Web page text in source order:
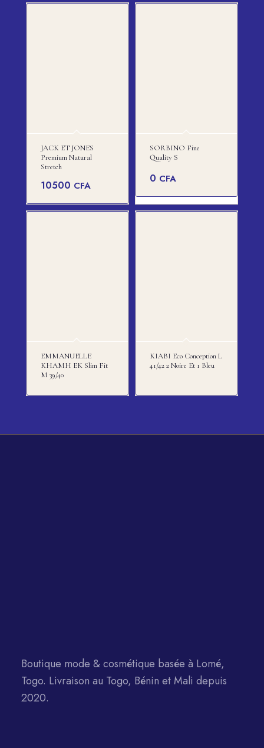
JACK ET JONES
Premium Natural
Stretch
10500 CFA
SORBINO Fine
Quality S
0 CFA
EMMANUELLE
KHAMH EK Slim Fit
M 39/40
KIABI Eco Conception L
41/42 2 Noire Et 1 Bleu
Boutique mode & cosmétique basée à Lomé,
Togo. Livraison au Togo, Bénin et Mali depuis
2020.